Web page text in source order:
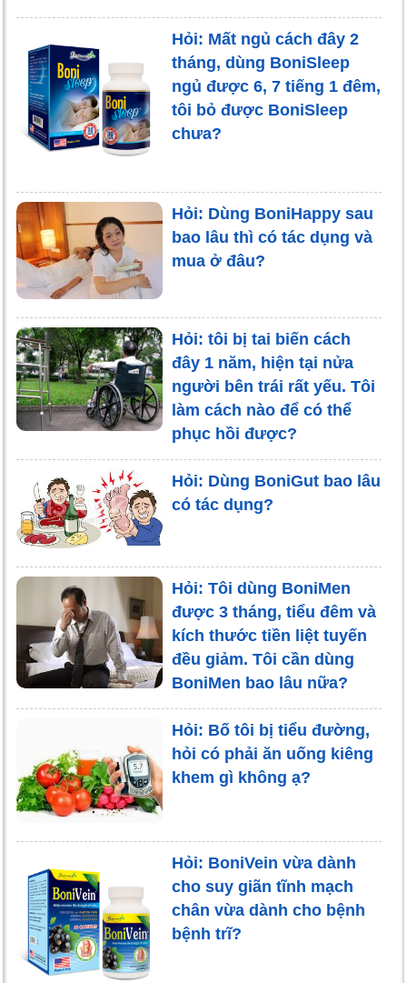
Hỏi: Mất ngủ cách đây 2
tháng, dùng BoniSleep
ngủ được 6, 7 tiếng 1 đêm,
tôi bỏ được BoniSleep
chưa?
Hỏi: Dùng BoniHappy sau
bao lâu thì có tác dụng và
mua ở đâu?
Hỏi: tôi bị tai biến cách
đây 1 năm, hiện tại nửa
người bên trái rất yếu. Tôi
làm cách nào để có thể
phục hồi được?
Hỏi: Dùng BoniGut bao lâu
có tác dụng?
Hỏi: Tôi dùng BoniMen
được 3 tháng, tiểu đêm và
kích thước tiền liệt tuyến
đều giảm. Tôi cần dùng
BoniMen bao lâu nữa?
Hỏi: Bố tôi bị tiểu đường,
hỏi có phải ăn uống kiêng
khem gì không ạ?
Hỏi: BoniVein vừa dành
cho suy giãn tĩnh mạch
chân vừa dành cho bệnh
bệnh trĩ?